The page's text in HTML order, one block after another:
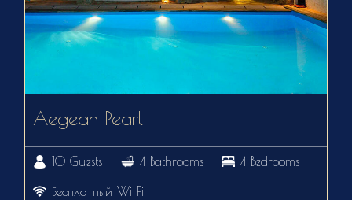
Aegean Pearl
10 Guests 4 Bathrooms 4 Bedrooms
Бесплатный Wi-Fi